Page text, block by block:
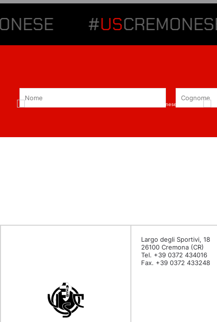
#US
Si, acconsento a ricevere la newsletter periodica US Cremonese via email
Largo degli Sportivi, 18
26100 Cremona (CR)
Tel. +39 0372 434016
Fax. +39 0372 433248